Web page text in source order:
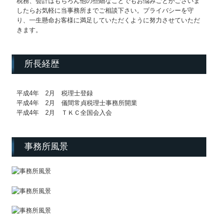
経営者お役立ち情報
経営者オススメ情報
Q&A経営相談
税務Q&A
TKCシステムQ&A
経営改善計画の策定支援
したらお気軽に当事務所までご相談下さい。プライバシーを守
り、一生懸命お客様に満足していただくように努力させていただ
きます。
所長経歴
平成4年 2月 税理士登録
平成4年 2月 儀間常貞税理士事務所開業
平成4年 2月 ＴＫＣ全国会入会
事務所風景